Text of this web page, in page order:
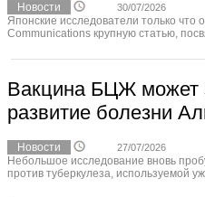
Новости 30/07/2026
Японские исследователи только что
Communications крупную статью,
Вакцина БЦЖ может
развитие болезни
Новости 27/07/2026
Небольшое исследование вновь
против туберкулеза, используемой